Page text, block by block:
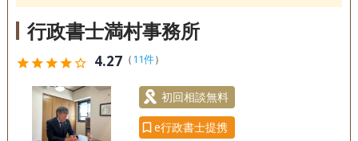
電話相談可 訪問可 土日相談可 初回相談無料
オンライン面談可 事務所面談可
行政書士満村事務所
starstarstarstarstar_outline 4.27（11件）
初回相談無料
e行政書士提携